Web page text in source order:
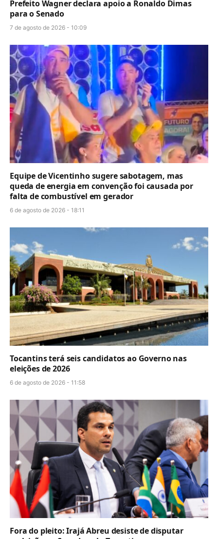
Prefeito Wagner declara apoio a Ronaldo Dimas
para o Senado
7 de agosto de 2026 - 10:09
Equipe de Vicentinho sugere sabotagem, mas
queda de energia em convenção foi causada por
falta de combustível em gerador
6 de agosto de 2026 - 18:11
Tocantins terá seis candidatos ao Governo nas
eleições de 2026
6 de agosto de 2026 - 11:58
Fora do pleito: Irajá Abreu desiste de disputar